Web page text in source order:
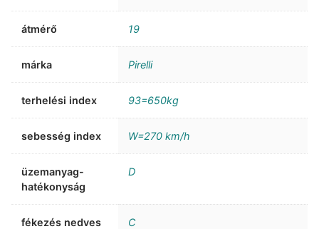
átmérő 19
márka Pirelli
terhelési index 93=650kg
sebesség index W=270 km/h
üzemanyag-
hatékonyság
D
fékezés nedves
C